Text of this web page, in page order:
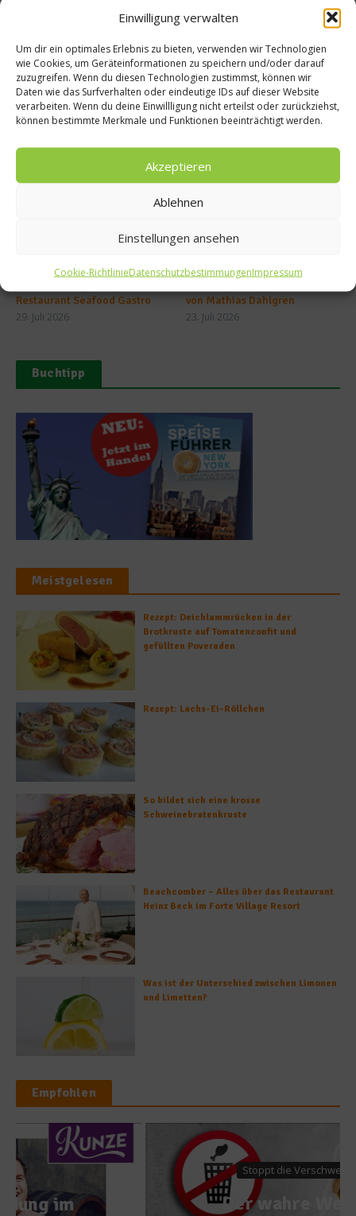
Einwilligung verwalten
Um dir ein optimales Erlebnis zu bieten, verwenden wir Technologien
wie Cookies, um Geräteinformationen zu speichern und/oder darauf
zuzugreifen. Wenn du diesen Technologien zustimmst, können wir
Daten wie das Surfverhalten oder eindeutige IDs auf dieser Website
verarbeiten. Wenn du deine Einwillligung nicht erteilst oder zurückziehst,
können bestimmte Merkmale und Funktionen beeinträchtigt werden.
Akzeptieren
Ablehnen
Einstellungen ansehen
Cookie-RichtlinieDatenschutzbestimmungenImpressum
danac
Klassi
Ähnliche Beiträge
Restaurant Seafood Gastro
29. Juli 2026
von Mathias Dahlgren
23. Juli 2026
Buchtipp
Meistgelesen
Rezept: Deichlammrücken in der
Brotkruste auf Tomatenconfit und
gefüllten Poveraden
Rezept: Lachs-Ei-Röllchen
So bildet sich eine krosse
Schweinebratenkruste
Beachcomber – Alles über das Restaurant
Heinz Beck im Forte Village Resort
Was ist der Unterschied zwischen Limonen
und Limetten?
Empfohlen
Stoppt die Verschwendung
Der wahre Wert der